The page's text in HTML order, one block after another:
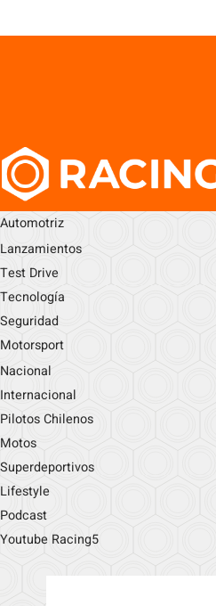
Automotriz
Lanzamientos
Test Drive
Tecnología
Seguridad
Motorsport
Nacional
Internacional
Pilotos Chilenos
Motos
Superdeportivos
Lifestyle
Podcast
Youtube Racing5